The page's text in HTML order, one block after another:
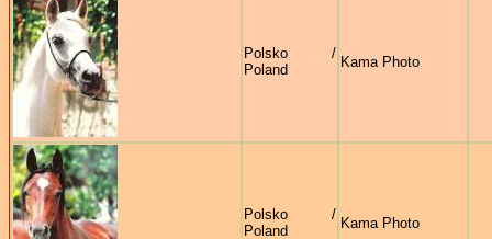
Polsko /
Poland
Kama Photo
Polsko /
Poland
Kama Photo